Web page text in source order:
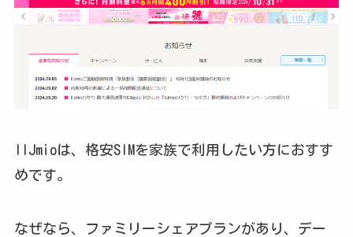
IIJmioは、格安SIMを家族で利用したい方におすす
めです。
なぜなら、ファミリーシェアプランがあり、デー